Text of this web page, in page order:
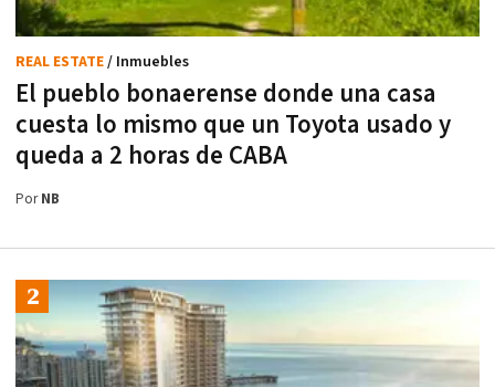
El pueblo bonaerense donde una casa
cuesta lo mismo que un Toyota usado y
queda a 2 horas de CABA
REAL ESTATE/ Inmuebles
PorNB